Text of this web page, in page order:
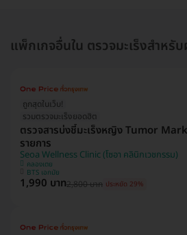
แพ็กเกจอื่นใน ตรวจมะเร็งสำหรั
ถูกสุดในเว็บ!
รวมตรวจมะเร็งยอดฮิต
ตรวจสารบ่งชี้มะเร็งหญิง Tumor
รายการ
Seoa Wellness Clinic (โซอา คลินิกเวชกรรม)
คลองเตย
BTS เอกมัย
1,990 บาท2,800 บาท ประหยัด 29%